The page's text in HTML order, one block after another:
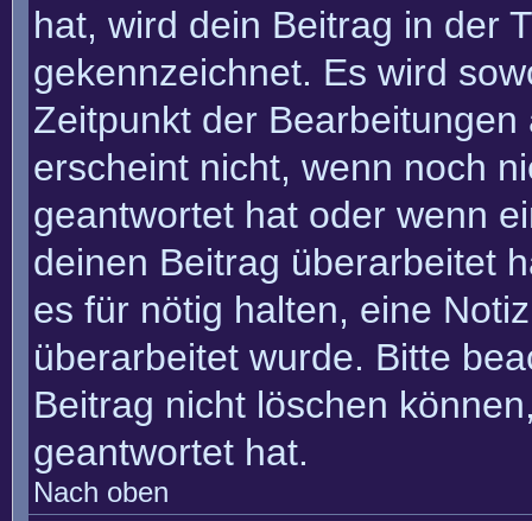
hat, wird dein Beitrag in der
gekennzeichnet. Es wird
Zeitpunkt der
erscheint nicht, wenn noch
geantwortet hat oder wenn
deinen Beitrag überarbeitet
es für nötig halten, eine
überarbeitet wurde. Bitte
Beitrag nicht löschen
geantwortet hat.
Nach oben